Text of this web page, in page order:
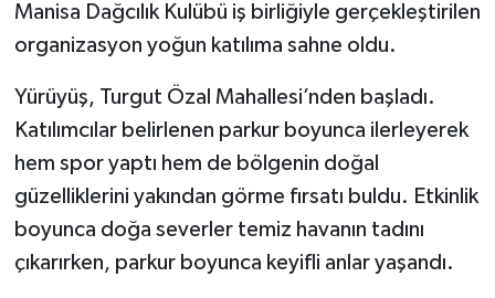
Manisa Dağcılık Kulübü iş birliğiyle gerçekleştirilen
organizasyon yoğun katılıma sahne oldu.
Yürüyüş, Turgut Özal Mahallesi’nden başladı.
Katılımcılar belirlenen parkur boyunca ilerleyerek
hem spor yaptı hem de bölgenin doğal
güzelliklerini yakından görme fırsatı buldu. Etkinlik
boyunca doğa severler temiz havanın tadını
çıkarırken, parkur boyunca keyifli anlar yaşandı.